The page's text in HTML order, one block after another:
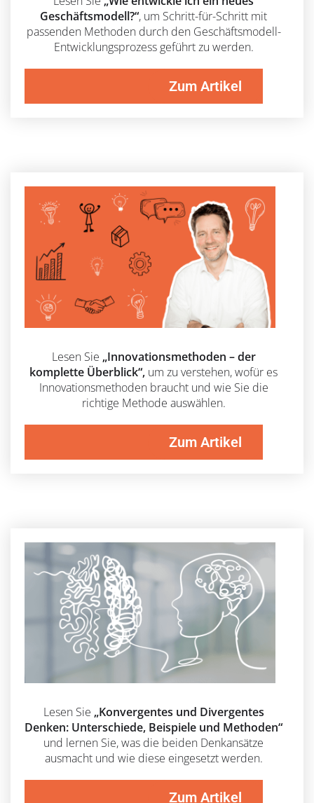
Geschäftsmodell?“, um Schritt-für-Schritt mit
passenden Methoden durch den Geschäftsmodell-
Entwicklungsprozess geführt zu werden.
Zum Artikel
Lesen Sie „Innovationsmethoden – der
komplette Überblick“, um zu verstehen, wofür es
Innovationsmethoden braucht und wie Sie die
richtige Methode auswählen.
Zum Artikel
Lesen Sie „Konvergentes und Divergentes
Denken: Unterschiede, Beispiele und Methoden“
und lernen Sie, was die beiden Denkansätze
ausmacht und wie diese eingesetzt werden.
Zum Artikel